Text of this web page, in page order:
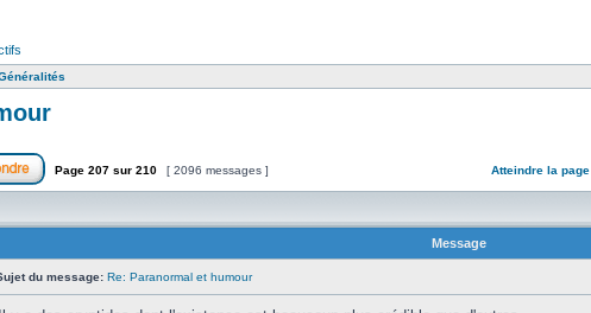
Page 207sur 210 [ 2096 messages ] Atteindre la page
Message
du message: Re: Paranormal et humour